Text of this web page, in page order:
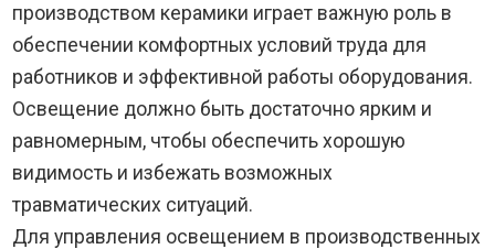
производством керамики играет важную роль в
обеспечении комфортных условий труда для
работников и эффективной работы оборудования.
Освещение должно быть достаточно ярким и
равномерным, чтобы обеспечить хорошую
видимость и избежать возможных
травматических ситуаций.
Для управления освещением в производственных